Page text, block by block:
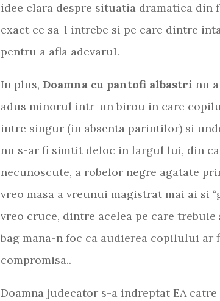
idee clara despre situatia dramatica din
exact ce sa-l intrebe si pe care dintre
pentru a afla adevarul.
In plus, Doamna cu pantofi albastri nu
adus minorul intr-un birou in care
intre singur (in absenta parintilor) si
nu s-ar fi simtit deloc in largul lui, din
necunoscute, a robelor negre agatate
vreo masa a vreunui magistrat mai ai si
vreo cruce, dintre acelea pe care
bag mana-n foc ca audierea copilului ar
compromisa..
Doamna judecator s-a indreptat EA